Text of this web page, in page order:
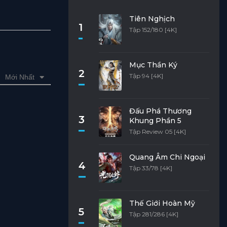
Mới Nhất
1
Tiên Nghịch
Tập 152/180 [4K]
2
Mục Thần Ký
Tập 94 [4K]
3
Đấu Phá Thương
Khung Phần 5
Tập Review 05 [4K]
4
Quang Âm Chi Ngoại
Tập 33/78 [4K]
5
Thế Giới Hoàn Mỹ
Tập 281/286 [4K]